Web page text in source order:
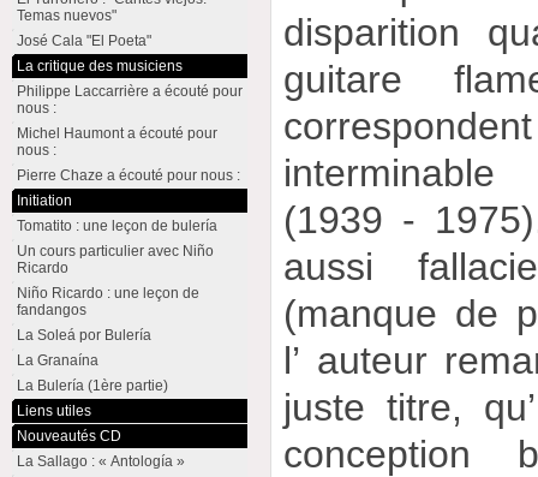
disparition
guitare
(1939 -
aussi
(manque de
l’ auteur
juste titre,
conception
Temas nuevos"
José Cala "El Poeta"
La critique des musiciens
Philippe Laccarrière a écouté pour
nous :
Michel Haumont a écouté pour
nous :
Pierre Chaze a écouté pour nous :
Initiation
Tomatito : une leçon de bulería
Un cours particulier avec Niño
Ricardo
Niño Ricardo : une leçon de
fandangos
La Soleá por Bulería
La Granaína
La Bulería (1ère partie)
Liens utiles
Nouveautés CD
La Sallago : « Antología »